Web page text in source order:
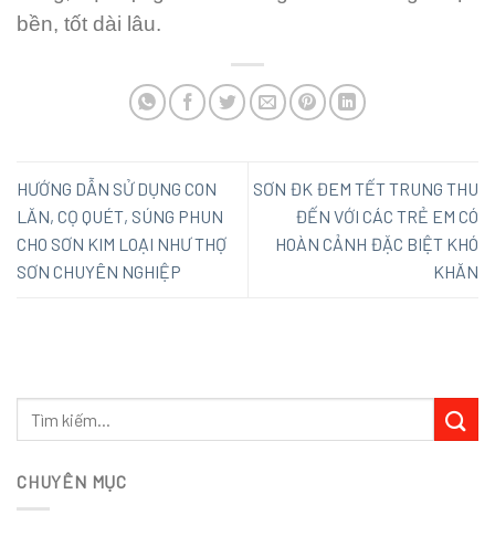
bền, tốt dài lâu.
HƯỚNG DẪN SỬ DỤNG CON
LĂN, CỌ QUÉT, SÚNG PHUN
CHO SƠN KIM LOẠI NHƯ THỢ
SƠN CHUYÊN NGHIỆP
SƠN ĐK ĐEM TẾT TRUNG THU
ĐẾN VỚI CÁC TRẺ EM CÓ
HOÀN CẢNH ĐẶC BIỆT KHÓ
KHĂN
CHUYÊN MỤC